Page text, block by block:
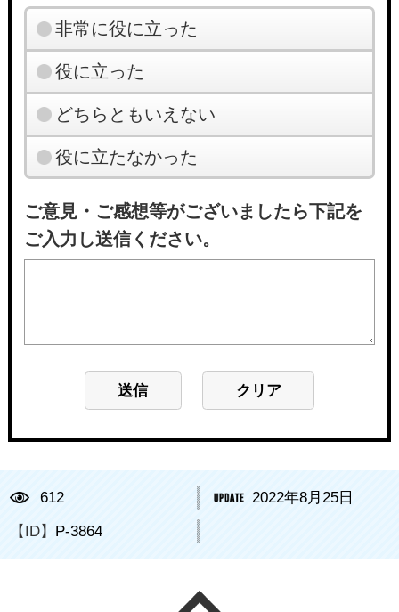
非常に役に立った
役に立った
どちらともいえない
役に立たなかった
ご意見・ご感想等がございましたら下記を
ご入力し送信ください。
612 2022年8月25日
【ID】 P-3864